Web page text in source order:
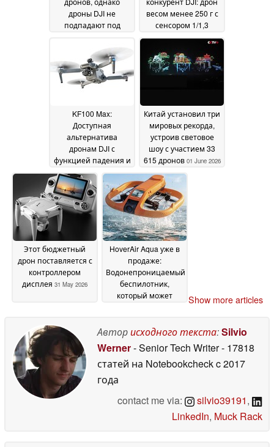
дроны DJI не
подпадают под
«игрушечных
дронов»19 June 2026
весом менее 250 г с
сенсором 1/1,3
дюйма и
June 2026
KF100 Max:
Доступная
альтернатива
дронам DJI с
функцией падения и
4K-камерой
08 June
2026
Китай установил три
мировых рекорда,
устроив световое
шоу с участием 33
615 дронов 01 June 2026
Этот бюджетный
дрон поставляется с
контроллером
дисплея 31 May 2026
HoverAir Aqua уже в
продаже:
Водонепроницаемый
беспилотник,
который может
2026
Show more articles
Авторисходного текста:Silvio
Werner- Senior Tech Writer- 17818
статей на Notebookcheckc 2017
года
contact me via:
silvio39191,
LinkedIn, Muck Rack